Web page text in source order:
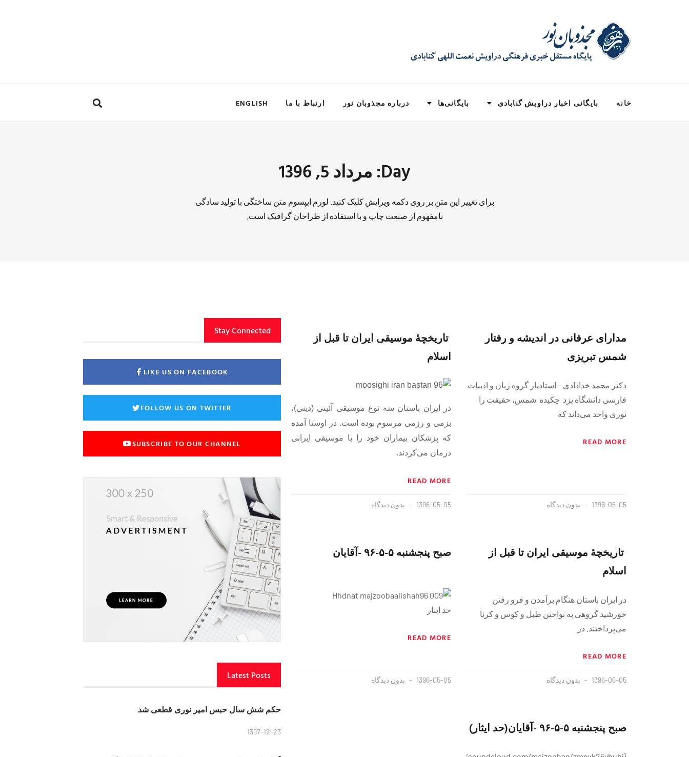
خانه بایگانی اخبار دراویش گنابادی بایگانی‌ها درباره مجذوبان نور ارتباط با ما ENGLISH
Day: مرداد 5, 1396
برای تغییر این متن بر روی دکمه ویرایش کلیک کنید. لورم ایپسوم متن ساختگی با تولید سادگی
نامفهوم از صنعت چاپ و با استفاده از طراحان گرافیک است.
مدارای عرفانی در اندیشه و رفتار
شمس تبریزی
دکتر محمد خدادادی – استادیار گروه زبان و ادبیات
فارسی دانشگاه یزد چکیده شمس، حقیقت را
نوری واحد می‌داند که
READ MORE
1396-05-05 بدون دیدگاه
‍ تاریخچهٔ موسیقی ایران تا قبل از
اسلام
در ایران باستان سه نوع موسیقی آئینی (دینی)،
بزمی و رزمی مرسوم بوده‌ است. در اوستا آمده
که پزشکان بیماران خود را با موسیقی ایرانی
درمان می‌کردند.
READ MORE
1396-05-05 بدون دیدگاه
‍ تاریخچهٔ موسیقی ایران تا قبل از
اسلام
در ایران باستان هنگام برآمدن و فرو رفتن
خورشید گروهی به نواختن طبل و کوس و کرنا
می‌پرداختند. در
READ MORE
1396-05-05 بدون دیدگاه
صبح پنجشنبه ۵-۵-٩۶ -آقایان
حد ایثار
READ MORE
1396-05-05 بدون دیدگاه
صبح پنجشنبه ۵-۵-٩۶ -آقایان(حد ایثار)
Stay Connected
LIKE US ON FACEBOOK
FOLLOW US ON TWITTER
SUBSCRIBE TO OUR CHANNEL
Latest Posts
حکم شش سال حبس امیر نوری قطعی شد
1397-12-23